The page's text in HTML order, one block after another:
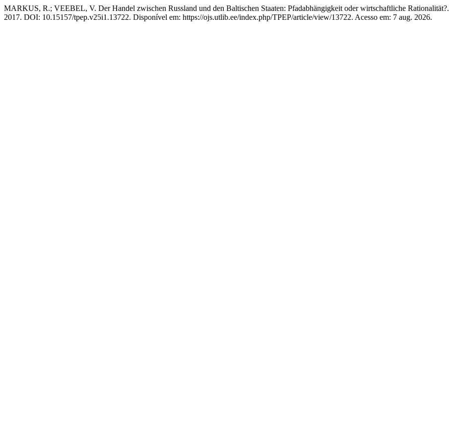
MARKUS, R.; VEEBEL, V. Der Handel zwischen Russland und den Baltischen Staaten: Pfadabhängigkeit oder wirtschaftliche Rationalität?.
2017. DOI: 10.15157/tpep.v25i1.13722. Disponível em: https://ojs.utlib.ee/index.php/TPEP/article/view/13722. Acesso em: 7 aug. 2026.